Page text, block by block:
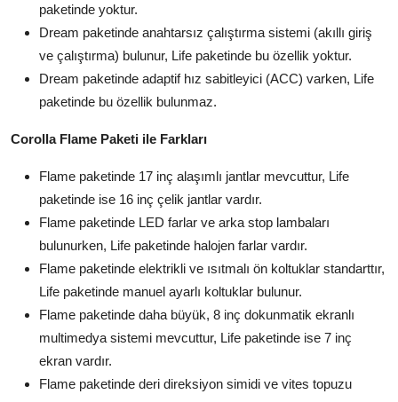
paketinde yoktur.
Dream paketinde anahtarsız çalıştırma sistemi (akıllı giriş
ve çalıştırma) bulunur, Life paketinde bu özellik yoktur.
Dream paketinde adaptif hız sabitleyici (ACC) varken, Life
paketinde bu özellik bulunmaz.
Corolla Flame Paketi ile Farkları
Flame paketinde 17 inç alaşımlı jantlar mevcuttur, Life
paketinde ise 16 inç çelik jantlar vardır.
Flame paketinde LED farlar ve arka stop lambaları
bulunurken, Life paketinde halojen farlar vardır.
Flame paketinde elektrikli ve ısıtmalı ön koltuklar standarttır,
Life paketinde manuel ayarlı koltuklar bulunur.
Flame paketinde daha büyük, 8 inç dokunmatik ekranlı
multimedya sistemi mevcuttur, Life paketinde ise 7 inç
ekran vardır.
Flame paketinde deri direksiyon simidi ve vites topuzu